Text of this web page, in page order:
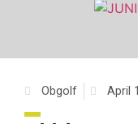
Obgolf April